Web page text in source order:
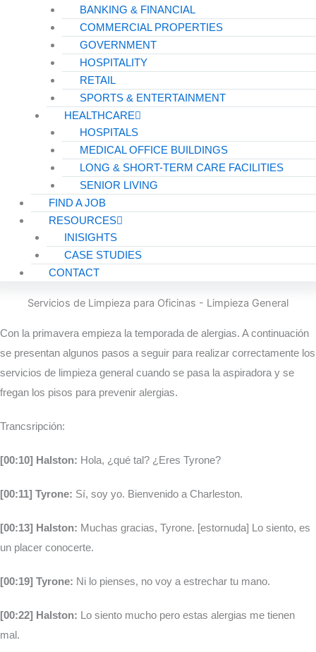
BANKING & FINANCIAL
COMMERCIAL PROPERTIES
GOVERNMENT
HOSPITALITY
RETAIL
SPORTS & ENTERTAINMENT
HEALTHCARE
HOSPITALS
MEDICAL OFFICE BUILDINGS
LONG & SHORT-TERM CARE FACILITIES
SENIOR LIVING
FIND A JOB
RESOURCES
INISIGHTS
CASE STUDIES
CONTACT
Servicios de Limpieza para Oficinas - Limpieza General
Con la primavera empieza la temporada de alergias. A continuación
se presentan algunos pasos a seguir para realizar correctamente los
servicios de limpieza general cuando se pasa la aspiradora y se
fregan los pisos para prevenir alergias.
Trancsripción:
[00:10] Halston: Hola, ¿qué tal? ¿Eres Tyrone?
[00:11] Tyrone: Sí, soy yo. Bienvenido a Charleston.
[00:13] Halston: Muchas gracias, Tyrone. [estornuda] Lo siento, es
un placer conocerte.
[00:19] Tyrone: Ni lo pienses, no voy a estrechar tu mano.
[00:22] Halston: Lo siento mucho pero estas alergias me tienen
mal.